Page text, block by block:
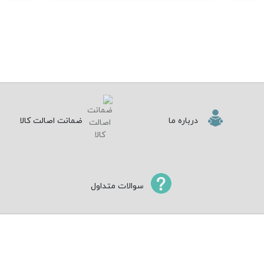
درباره ما ضمانت اصالت کالا
سوالات متداول